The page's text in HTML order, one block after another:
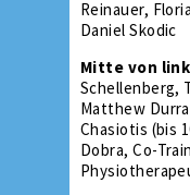
Reinauer,
Daniel Skodic
Mitte von
Schellenberg,
Matthew
Chasiotis (bis
Dobra, Co-